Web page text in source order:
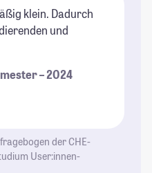
klein. Dadurch
und
– 2024
der CHE-
User:innen-